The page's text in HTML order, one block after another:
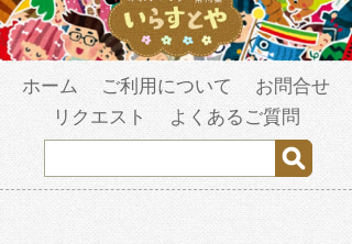
ホーム ご利用について
お問合せ
リクエスト
よくあるご質問